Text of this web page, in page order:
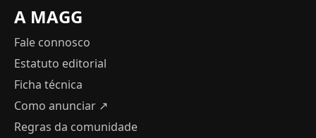
A MAGG
Fale connosco
Estatuto editorial
Ficha técnica
Como anunciar ↗
Regras da comunidade